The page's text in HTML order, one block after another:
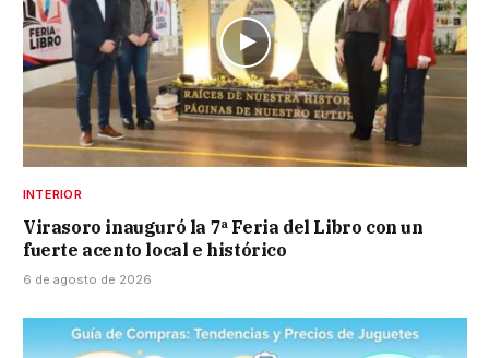
INTERIOR
Virasoro inauguró la 7ª Feria del Libro con un
fuerte acento local e histórico
6 de agosto de 2026